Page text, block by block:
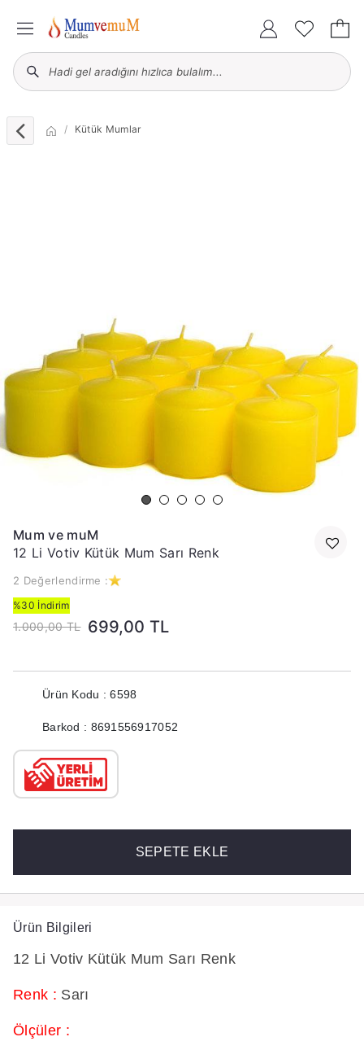
Kütük Mumlar
Mum ve muM
12 Li Votiv Kütük Mum Sarı Renk
2 Değerlendirme :
%30 İndirim
1.000,00 TL 699,00 TL
Ürün Kodu : 6598
Barkod : 8691556917052
SEPETE EKLE
Ürün Bilgileri
12 Li Votiv Kütük Mum Sarı Renk
Renk : Sarı
Ölçüler :